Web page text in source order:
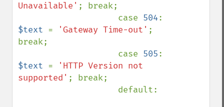
Unavailable' ; break;
                    case
504
$text = 'Gateway Time-out' ;
break;
                    case
505
$text =
'HTTP Version not
supported' ; break;